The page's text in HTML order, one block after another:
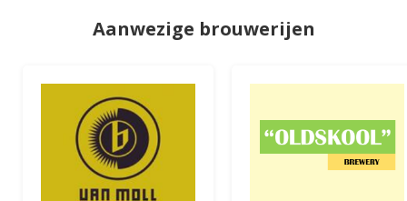
Aanwezige brouwerijen